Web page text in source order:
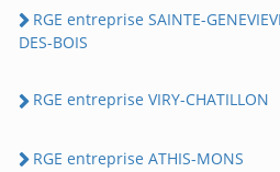
RGE entreprise SAINTE-
DES-BOIS
RGE entreprise VIRY-CHATILLON
RGE entreprise ATHIS-MONS